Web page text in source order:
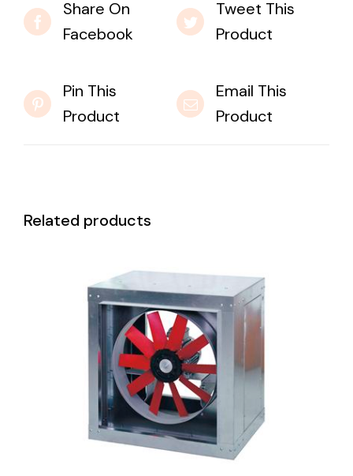
Share On
Facebook
Tweet This
Product
Pin This
Product
Email This
Product
Related products
DETAILS